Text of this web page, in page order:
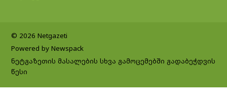
© 2026 Netgazeti
Powered by Newspack
ნეტგაზეთის მასალების სხვა გამოცემებში გადაბეჭდვის
წესი